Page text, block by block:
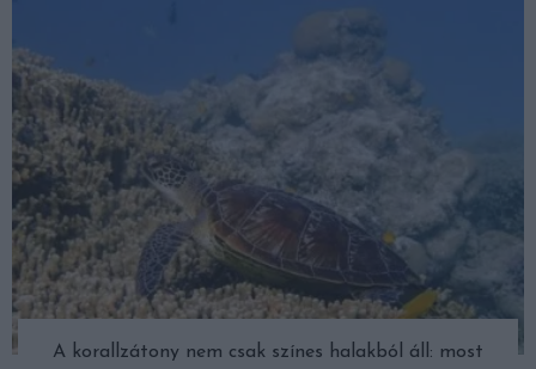
A korallzátony nem csak színes halakból áll: most